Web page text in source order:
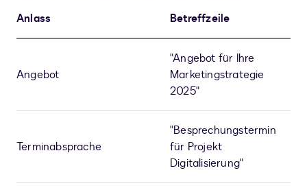
Anlass Betreffzeile
Angebot
"Angebot für Ihre
Marketingstrategie
2025"
Terminabsprache
"Besprechungstermin
für Projekt
Digitalisierung"